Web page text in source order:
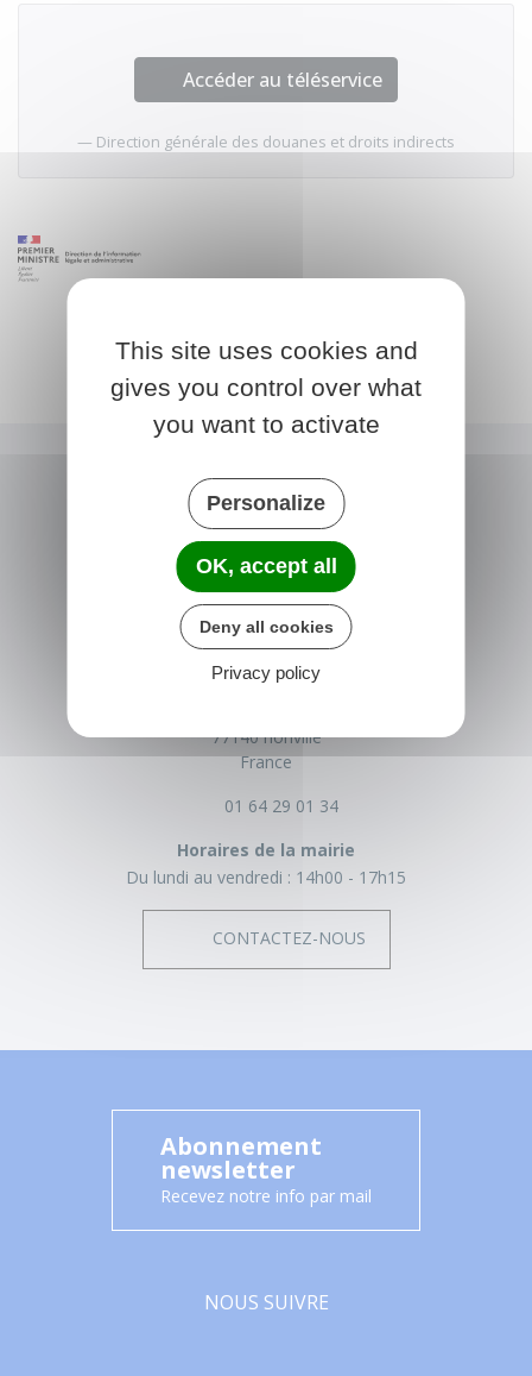
Accéder au téléservice
Direction générale des douanes et droits indirects
NONVILLE
77140 nonville
France
01 64 29 01 34
Horaires de la mairie
Du lundi au vendredi : 14h00 - 17h15
CONTACTEZ-NOUS
Abonnement
newsletter
Recevez notre info par mail
NOUS SUIVRE
This site uses cookies and
gives you control over what
you want to activate
Personalize
OK, accept all
Deny all cookies
Privacy policy